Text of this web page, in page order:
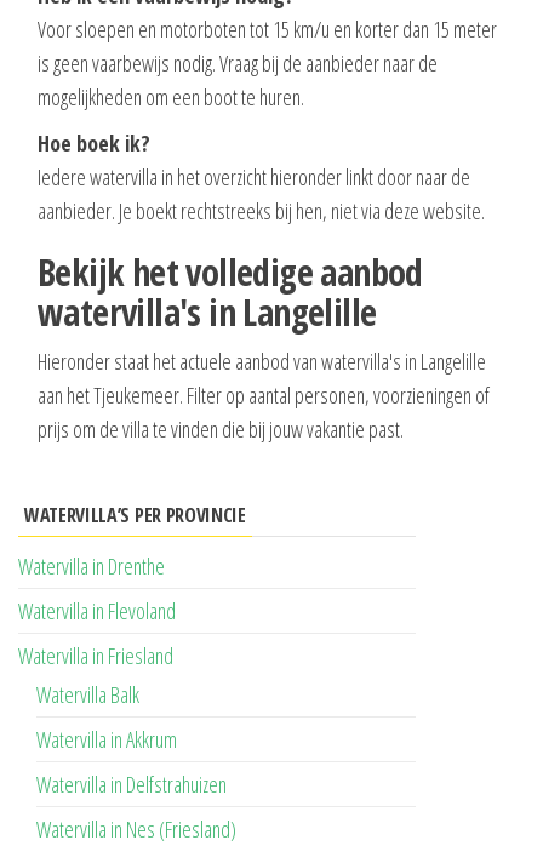
Voor sloepen en motorboten tot 15 km/u en korter dan 15 meter
is geen vaarbewijs nodig. Vraag bij de aanbieder naar de
mogelijkheden om een boot te huren.
Hoe boek ik?
Iedere watervilla in het overzicht hieronder linkt door naar de
aanbieder. Je boekt rechtstreeks bij hen, niet via deze website.
Bekijk het volledige aanbod
watervilla's in Langelille
Hieronder staat het actuele aanbod van watervilla's in Langelille
aan het Tjeukemeer. Filter op aantal personen, voorzieningen of
prijs om de villa te vinden die bij jouw vakantie past.
WATERVILLA’S PER PROVINCIE
Watervilla in Drenthe
Watervilla in Flevoland
Watervilla in Friesland
Watervilla Balk
Watervilla in Akkrum
Watervilla in Delfstrahuizen
Watervilla in Nes (Friesland)